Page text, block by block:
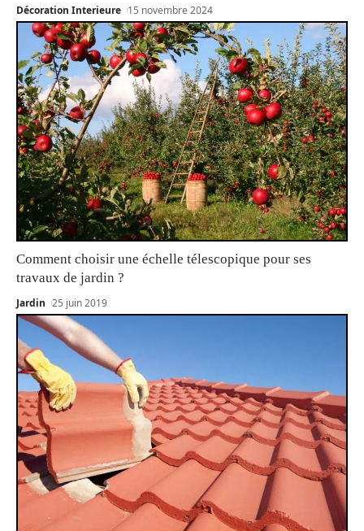
Décoration Interieure 15 novembre 2024
Comment choisir une échelle télescopique pour ses
travaux de jardin ?
Jardin 25 juin 2019